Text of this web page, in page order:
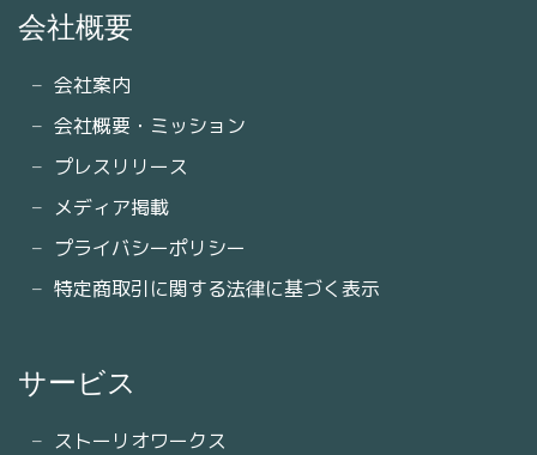
会社概要
会社案内
会社概要・ミッション
プレスリリース
メディア掲載
プライバシーポリシー
特定商取引に関する法律に基づく表示
サービス
ストーリオワークス